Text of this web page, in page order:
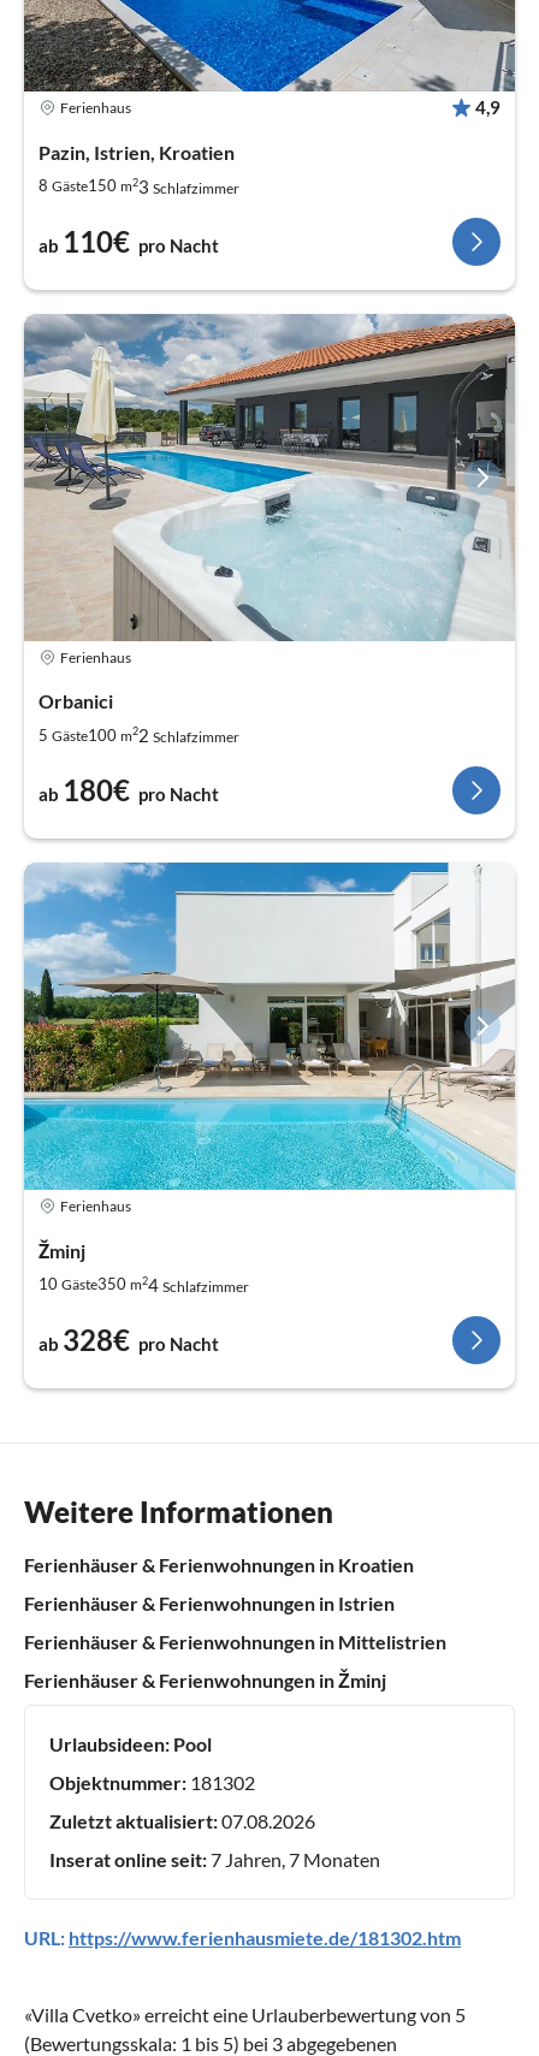
Ferienhaus 4,9
Pazin, Istrien, Kroatien
8 Gäste150 m23 Schlafzimmer
ab 110€ pro Nacht
Ferienhaus
Orbanici
5 Gäste100 m22 Schlafzimmer
ab 180€ pro Nacht
Ferienhaus
Žminj
10 Gäste350 m24 Schlafzimmer
ab 328€ pro Nacht
Weitere Informationen
Ferienhäuser & Ferienwohnungen in Kroatien
Ferienhäuser & Ferienwohnungen in Istrien
Ferienhäuser & Ferienwohnungen in Mittelistrien
Ferienhäuser & Ferienwohnungen in Žminj
Urlaubsideen: Pool
Objektnummer: 181302
Zuletzt aktualisiert:07.08.2026
Inserat online seit:7 Jahren, 7 Monaten
URL: https://www.ferienhausmiete.de/181302.htm
«Villa Cvetko» erreicht eine Urlauberbewertung von 5
(Bewertungsskala: 1 bis 5) bei 3abgegebenen